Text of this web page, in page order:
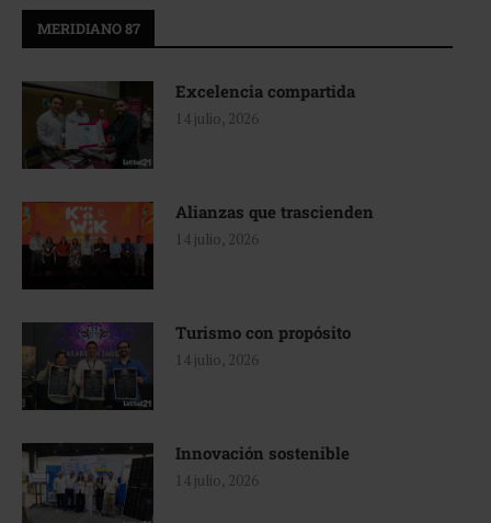
MERIDIANO 87
Excelencia compartida
14 julio, 2026
Alianzas que trascienden
14 julio, 2026
Turismo con propósito
14 julio, 2026
Innovación sostenible
14 julio, 2026